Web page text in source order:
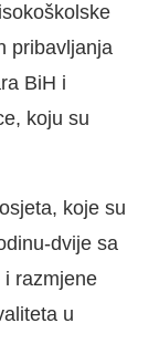
pribavljanja
BiH i
koju su
koje su
dvije sa
razmjene
u